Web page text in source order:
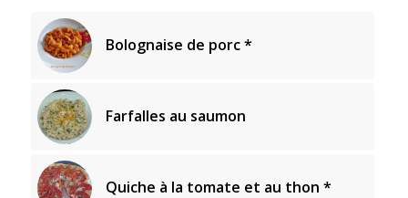
Bolognaise de porc *
Farfalles au saumon
Quiche à la tomate et au thon *